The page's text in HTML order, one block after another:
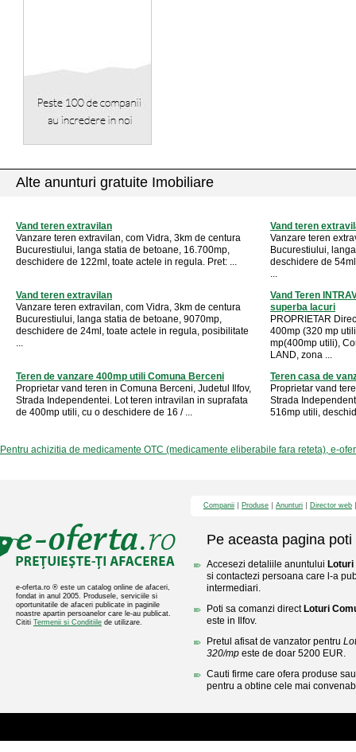
Alte anunturi gratuite Imobiliare
Vand teren extravilan
Vanzare teren extravilan, com Vidra, 3km de centura
Bucurestiului, langa statia de betoane, 16.700mp,
deschidere de 122ml, toate actele in regula. Pret: ...
Vand teren
Vanzare teren
Bucurestiului,
deschidere de
...
Vand teren extravilan
Vanzare teren extravilan, com Vidra, 3km de centura
Bucurestiului, langa statia de betoane, 9070mp,
deschidere de 24ml, toate actele in regula, posibilitate
...
Vand Teren
superba lacuri
PROPRIETAR
400mp (320 mp
mp(400mp utili),
LAND, zona ...
Teren de vanzare 400mp utili Comuna Berceni
Proprietar vand teren in Comuna Berceni, Judetul Ilfov,
Strada Independentei. Lot teren intravilan in suprafata
de 400mp utili, cu o deschidere de 16 / ...
Teren casa de
Proprietar vand
Strada
516mp utili,
Pentru achizitia de medicamente OTC (medicamente eliberabile fara reteta), e-
e-oferta.ro ® este un catalog online de afaceri,
fondat in anul 2005. Produsele, serviciile si
oportunitatile de afaceri publicate in paginile
noastre apartin persoanelor care le-au publicat.
Cititi Termenii si Conditiile de utilizare.
Companii Produse Anunturi Director web
Pe aceasta pagina poti
Accesezi detaliile anuntului
si contactezi persoana care l-a
intermediari.
Poti sa comanzi direct Loturi
este in Ilfov.
Pretul afisat de vanzator pentru
320/mp este de doar 5200 EUR.
Cauti firme care ofera produse
pentru a obtine cele mai